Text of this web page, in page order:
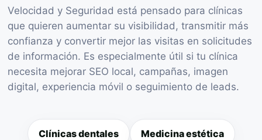
Velocidad y Seguridad está pensado para clínicas
que quieren aumentar su visibilidad, transmitir más
confianza y convertir mejor las visitas en solicitudes
de información. Es especialmente útil si tu clínica
necesita mejorar SEO local, campañas, imagen
digital, experiencia móvil o seguimiento de leads.
Clínicas dentales Medicina estética